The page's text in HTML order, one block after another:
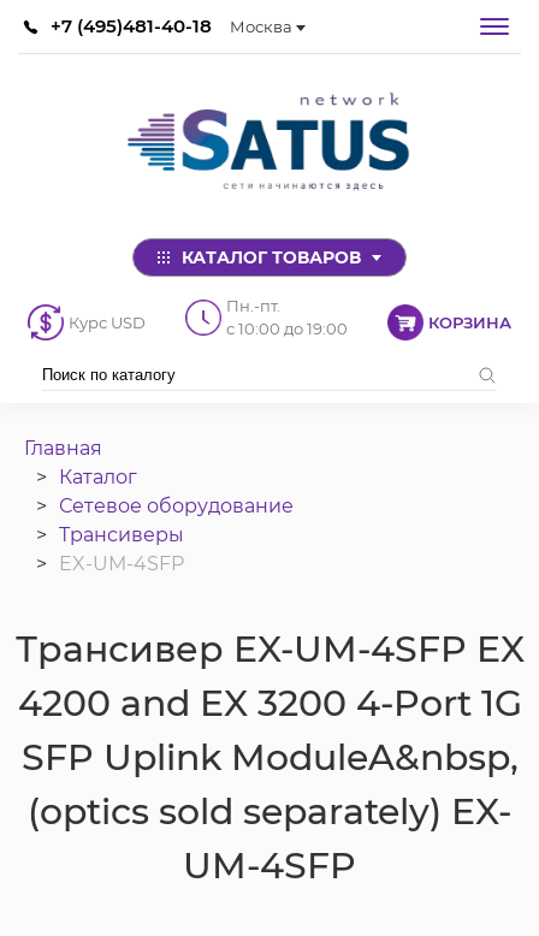
+7 (495)481-40-18 Москва
КАТАЛОГ ТОВАРОВ
Курс USD
Пн.-пт.
с 10:00 до 19:00
КОРЗИНА
Главная
Каталог
Сетевое оборудование
Трансиверы
EX-UM-4SFP
Трансивер EX-UM-4SFP EX
4200 and EX 3200 4-Port 1G
SFP Uplink ModuleA&nbsp,
(optics sold separately) EX-
UM-4SFP